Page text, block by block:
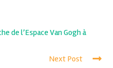
de l’Espace Van Gogh à
Next Post